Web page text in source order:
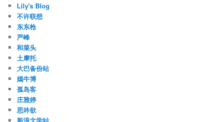
Lily's Blog
不许联想
东东枪
严峰
和菜头
土摩托
大巴备份站
嫣牛博
孤岛客
庄雅婷
思吟欲